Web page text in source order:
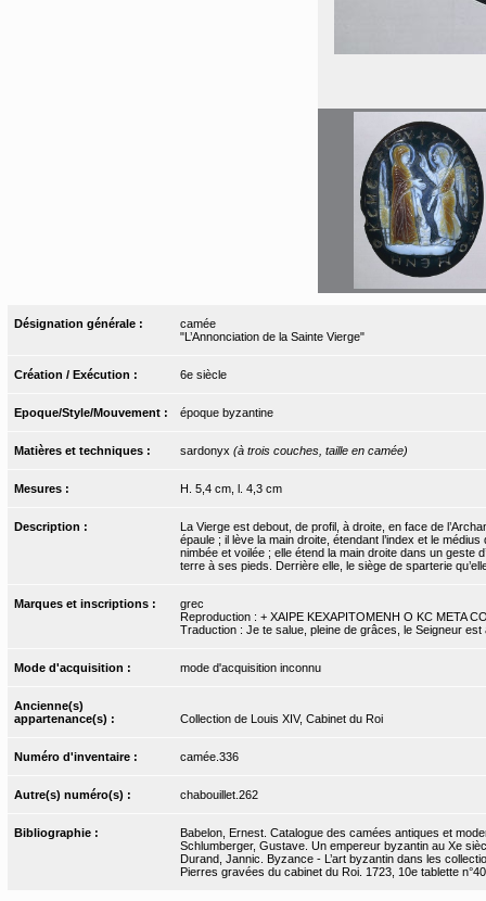
Désignation générale :
camée
"L’Annonciation de la Sainte Vierge"
Création / Exécution : 6e siècle
Epoque/Style/Mouvement : époque byzantine
Matières et techniques : sardonyx (à trois couches, taille en camée)
Mesures : H. 5,4 cm, l. 4,3 cm
Description :
La Vierge est debout, de profil, à droite, en face de
épaule ; il lève la main droite, étendant l’index et le
nimbée et voilée ; elle étend la main droite dans un geste
terre à ses pieds. Derrière elle, le siège de sparterie
Marques et inscriptions :
grec
Reproduction : + XAIPE KEXAPITOMENH O KC META
Traduction : Je te salue, pleine de grâces, le Seigneur est
Mode d'acquisition : mode d'acquisition inconnu
Ancienne(s)
appartenance(s) :
Collection de Louis XIV, Cabinet du Roi
Numéro d'inventaire : camée.336
Autre(s) numéro(s) : chabouillet.262
Bibliographie :
Babelon, Ernest. Catalogue des camées antiques et
Schlumberger, Gustave. Un empereur byzantin au Xe
Durand, Jannic. Byzance - L’art byzantin dans les
Pierres gravées du cabinet du Roi. 1723, 10e tablette